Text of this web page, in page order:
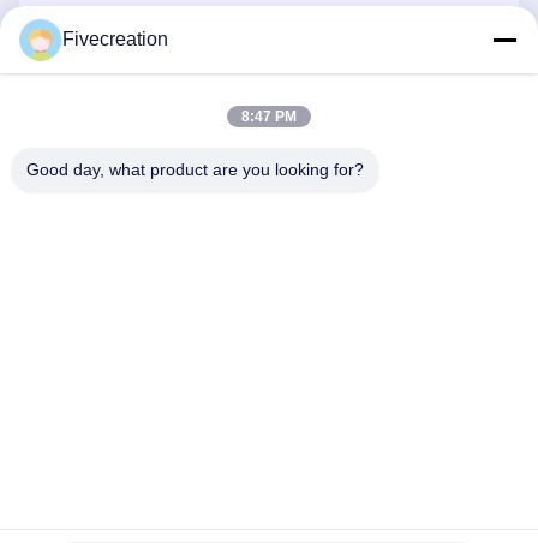
Fivecreation
8:47 PM
Good day, what product are you looking for?